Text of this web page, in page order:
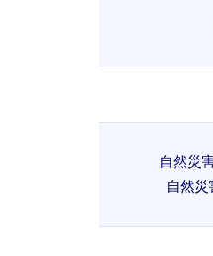
自然災
自然災